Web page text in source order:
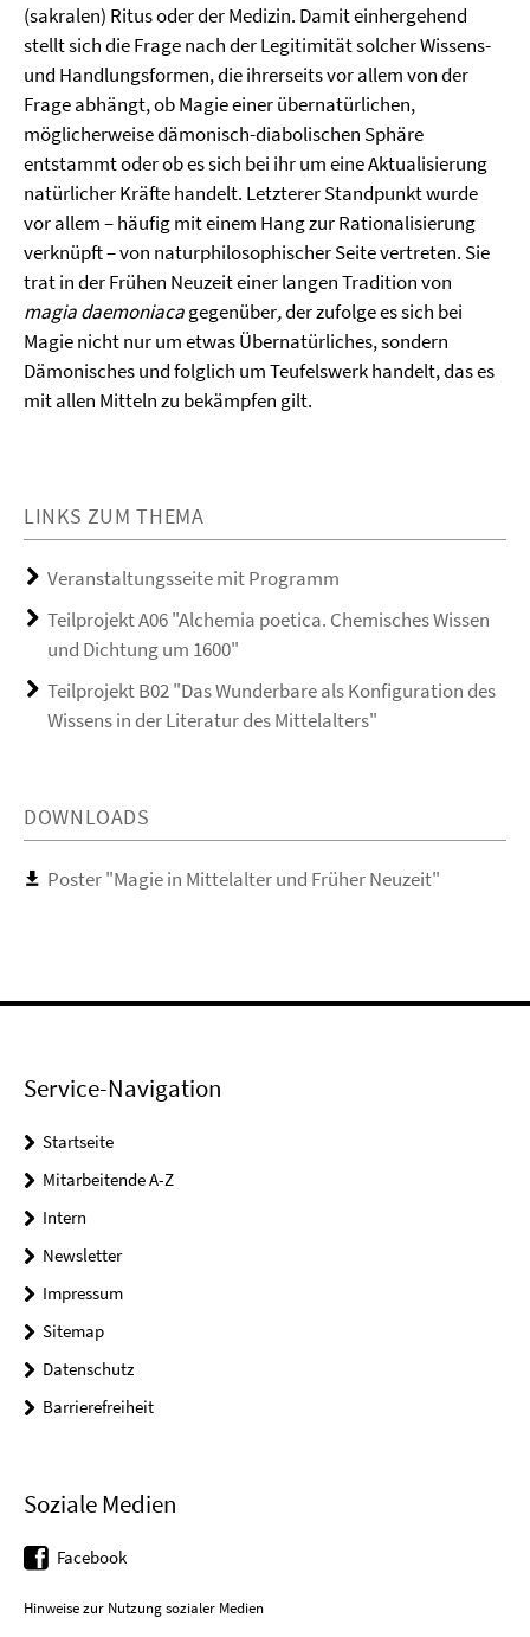
(sakralen) Ritus oder der Medizin. Damit einhergehend
stellt sich die Frage nach der Legitimität solcher Wissens-
und Handlungsformen, die ihrerseits vor allem von der
Frage abhängt, ob Magie einer übernatürlichen,
möglicherweise dämonisch-diabolischen Sphäre
entstammt oder ob es sich bei ihr um eine Aktualisierung
natürlicher Kräfte handelt. Letzterer Standpunkt wurde
vor allem – häufig mit einem Hang zur Rationalisierung
verknüpft – von naturphilosophischer Seite vertreten. Sie
trat in der Frühen Neuzeit einer langen Tradition von
magia daemoniacagegenüber,der zufolge es sich bei
Magie nicht nur um etwas Übernatürliches, sondern
Dämonisches und folglich um Teufelswerk handelt, das es
mit allen Mitteln zu bekämpfen gilt.
LINKS ZUM THEMA
Veranstaltungsseite mit Programm
Teilprojekt A06 "Alchemia poetica. Chemisches Wissen
und Dichtung um 1600"
Teilprojekt B02 "Das Wunderbare als Konfiguration des
Wissens in der Literatur des Mittelalters"
DOWNLOADS
Poster "Magie in Mittelalter und Früher Neuzeit"
Service-Navigation
Startseite
Mitarbeitende A-Z
Intern
Newsletter
Impressum
Sitemap
Datenschutz
Barrierefreiheit
Soziale Medien
Facebook
Hinweise zur Nutzung sozialer Medien